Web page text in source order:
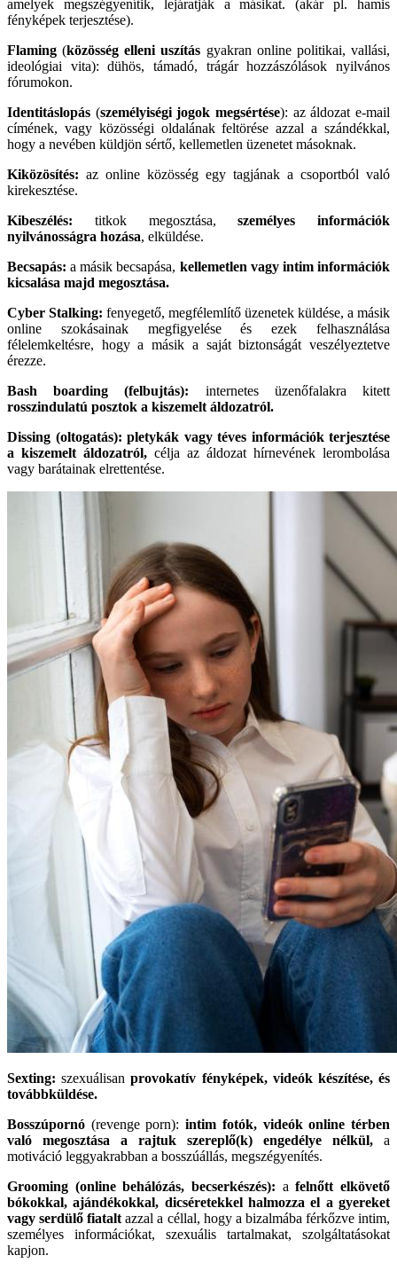
amelyek megszégyenítik, lejáratják a másikat. (akár pl. hamis
fényképek terjesztése).
Flaming(közösség elleni uszítás gyakran online politikai, vallási,
ideológiai vita): dühös, támadó, trágár hozzászólások nyilvános
fórumokon.
Identitáslopás (személyiségi jogok megsértése): az áldozat e-mail
címének, vagy közösségi oldalának feltörése azzal a szándékkal,
hogy a nevében küldjön sértő, kellemetlen üzenetet másoknak.
Kiközösítés: az online közösség egy tagjának a csoportból való
kirekesztése.
Kibeszélés: titkok megosztása,személyes információk
nyilvánosságra hozása, elküldése.
Becsapás: a másik becsapása, kellemetlen vagy intim információk
kicsalása majd megosztása.
Cyber Stalking: fenyegető, megfélemlítő üzenetek küldése, a másik
online szokásainak megfigyelése és ezek felhasználása
félelemkeltésre, hogy a másik a saját biztonságát veszélyeztetve
érezze.
Bash boarding (felbujtás): internetes üzenőfalakra kitett
rosszindulatú posztok a kiszemelt áldozatról.
Dissing (oltogatás): pletykák vagy téves információk terjesztése
a kiszemelt áldozatról, célja az áldozat hírnevének lerombolása
vagy barátainak elrettentése.
Sexting:szexuálisanprovokatív fényképek, videók készítése, és
továbbküldése.
Bosszúpornó (revenge porn):intim fotók, videók online térben
való megosztása a rajtuk szereplő(k) engedélye nélkül, a
motiváció leggyakrabban a bosszúállás, megszégyenítés.
Grooming (online behálózás, becserkészés): afelnőtt elkövető
bókokkal, ajándékokkal, dicséretekkel halmozza el a gyereket
vagy serdülő fiataltazzal a céllal, hogy a bizalmába férkőzve intim,
személyes információkat, szexuális tartalmakat, szolgáltatásokat
kapjon.